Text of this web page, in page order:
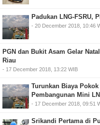
Padukan LNG-FSRU,
- 20 December 2018, 10:46
PGN dan Bukit Asam Gelar
Riau
- 17 December 2018, 13:22 WIB
Turunkan Biaya
Pembangunan Mini
- 17 December 2018, 09:51
Srikandi Pertama di